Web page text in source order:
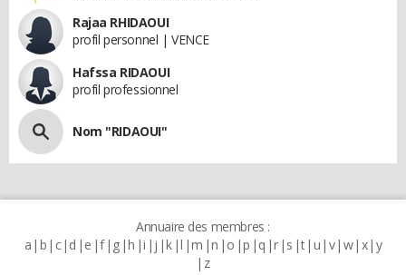
Rajaa RHIDAOUI
profil personnel | VENCE
Hafssa RIDAOUI
profil professionnel
Nom "RIDAOUI"
Annuaire des membres :
a b c d e f g h i j k l m n o p q r s t u v w x y
z